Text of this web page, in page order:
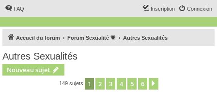
FAQ Connexion
Inscription
Accueil du forum Forum Sexualité 💗 Autres Sexualités
Autres Sexualités
Nouveau sujet
149 sujets 1 2 3 4 5 6